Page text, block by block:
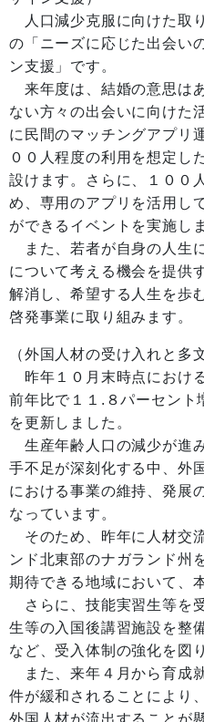
人口減少克服に向けた取
の「ニーズに応じた出会い
ン支援」です。
来年度は、結婚の意思は
ない方々の出会いに向けた
に民間のマッチングアプリ
００人程度の利用を想定し
設けます。さらに、１００
め、専用のアプリを活用し
ができるイベントを実施し
また、若者が自身の人生
について考える機会を提供
解消し、希望する人生を歩
啓発事業に取り組みます。
（外国人材の受け入れと多
昨年１０月末時点におけ
前年比で１１.８パーセント
を更新しました。
生産年齢人口の減少が進
手不足が深刻化する中、外
における事業の維持、発展
なっています。
そのため、昨年に人材交
ンド北東部のナガランド州
期待できる地域において、
さらに、技能実習生等を
生等の入国後講習施設を整
など、受入体制の強化を図
また、来年４月から育成
件が緩和されることにより
外国人材が流出することが